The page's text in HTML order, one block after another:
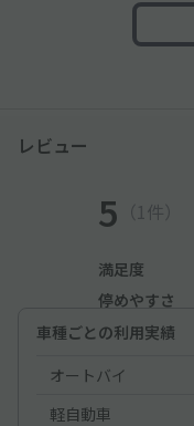
レビュー
5 （1件）
満足度
停めやすさ
車種ごとの利用実績
オートバイ
軽自動車